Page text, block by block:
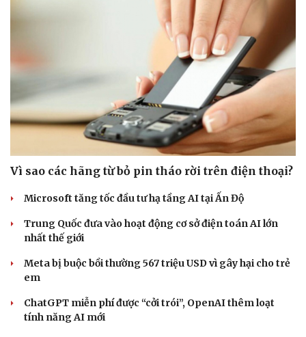
Vì sao các hãng từ bỏ pin tháo rời trên điện thoại?
Microsoft tăng tốc đầu tư hạ tầng AI tại Ấn Độ
Trung Quốc đưa vào hoạt động cơ sở điện toán AI lớn
nhất thế giới
Meta bị buộc bồi thường 567 triệu USD vì gây hại cho trẻ
em
ChatGPT miễn phí được “cởi trói”, OpenAI thêm loạt
tính năng AI mới